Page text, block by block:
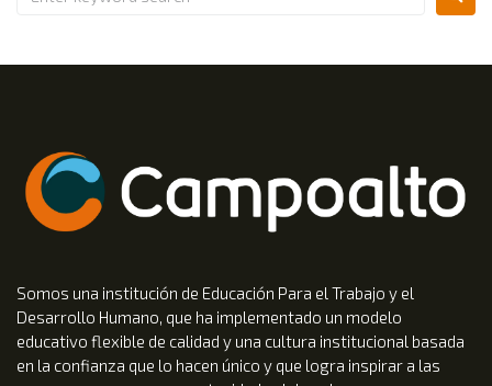
Somos una institución de Educación Para el Trabajo y el
Desarrollo Humano, que ha implementado un modelo
educativo flexible de calidad y una cultura institucional basada
en la confianza que lo hacen único y que logra inspirar a las